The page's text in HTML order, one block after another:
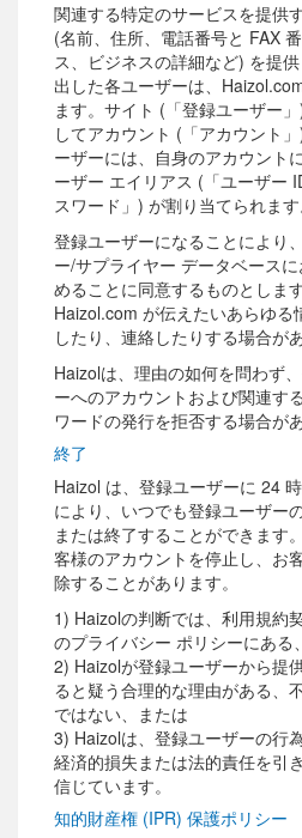
関連する特定のサービスを提供
(名前、住所、電話番号と FAX
ス、ビジネスの詳細など) を提
出した各ユーザーは、
ます。サイト (「登録ユーザー
してアカウント (「アカウント
ーザーには、自身のアカウント
ーザー エイリアス (「ユーザー
スワード」) が割り当てられます
登録ユーザーになることにより
ー/サプライヤー データベース
めることに同意するものとしま
Haizol.com が伝えたいあらゆる
したり、連絡したりする場合が
Haizolは、理由の如何を問わず
ーへのアカウントおよび関連す
ワードの発行を拒否する場合が
終了
Haizol は、登録ユーザーに 24
により、いつでも登録ユーザー
または終了することができます
客様のアカウントを停止し、お
除することがあります。
1) Haizolの判断では、利用規約
のプライバシー ポリシーにある
2) Haizolが登録ユーザーから提
ると疑う合理的な理由がある、
ではない、または
3) Haizolは、登録ユーザーの行
経済的損失または法的責任を引
信じています。
知的財産権 (IPR) 保護ポリシー